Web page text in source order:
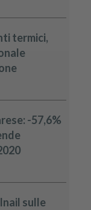
termici,
-57,6%
sulle